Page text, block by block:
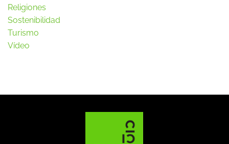
Religiones
Sostenibilidad
Turismo
Vídeo